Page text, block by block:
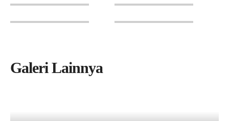
Galeri Lainnya